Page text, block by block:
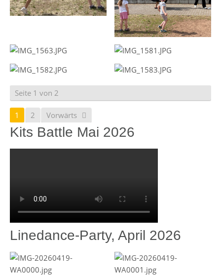
Seite 1 von 2
1 2 Vorwärts
Kits Battle Mai 2026
Linedance-Party, April 2026